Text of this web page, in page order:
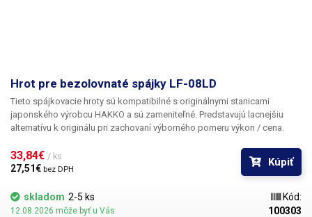
Hrot pre bezolovnaté spájky LF-08LD
Tieto spájkovacie hroty sú kompatibilné s originálnymi stanicami
japonského výrobcu HAKKO a sú zameniteľné. Predstavujú lacnejšiu
alternatívu k originálu pri zachovaní výborného pomeru výkon / cena.
33,84€ / ks
27,51€ bez DPH
Kúpiť
skladom 2-5 ks
12.08.2026 môže byť u Vás
Kód:
100303